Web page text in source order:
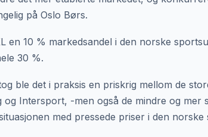
på Oslo Børs.
en 10 % markedsandel i den norske
30 %.
ble det i praksis en priskrig mellom de
og Intersport, -men også de mindre og mer
med pressede priser i den